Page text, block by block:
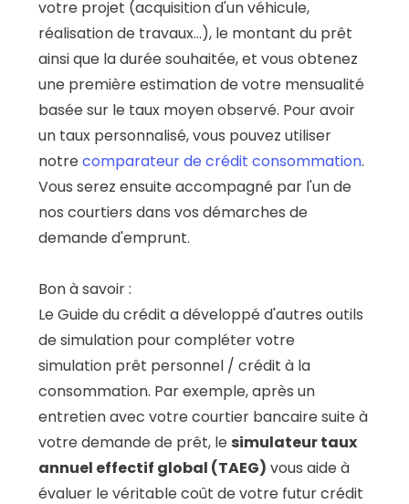
votre projet (acquisition d'un véhicule,
réalisation de travaux...), le montant du prêt
ainsi que la durée souhaitée, et vous obtenez
une première estimation de votre mensualité
basée sur le taux moyen observé. Pour avoir
un taux personnalisé, vous pouvez utiliser
notrecomparateur de crédit consommation.
Vous serez ensuite accompagné par l'un de
nos courtiers dans vos démarches de
demande d'emprunt.
Bon à savoir :
Le Guide du crédit a développé d'autres outils
de simulation pour compléter votre
simulation prêt personnel / crédit à la
consommation. Par exemple, après un
entretien avec votre courtier bancaire suite à
votre demande de prêt, le simulateur taux
annuel effectif global (TAEG) vous aide à
évaluer le véritable coût de votre futur crédit